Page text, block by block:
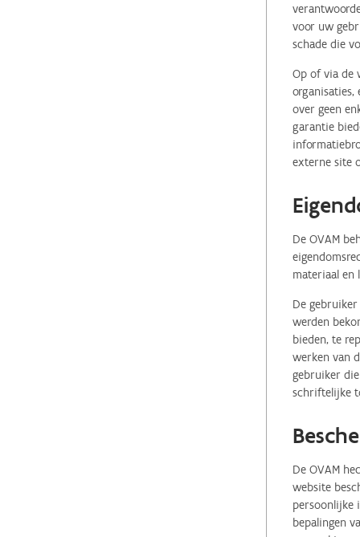
voor uw
schade die
Op of via de
organisaties,
over geen
garantie
externe site
De OVAM
materiaal en
De
werden
bieden, te
werken van
gebruiker
schriftelijke
De OVAM
website
persoonlijke
bepalingen